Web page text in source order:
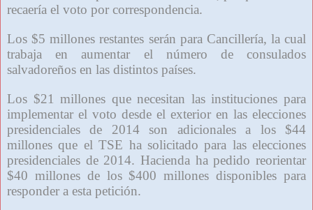
recaería el voto por correspondencia.
Los $5 millones restantes serán para Cancillería, la cual
trabaja en aumentar el número de consulados
salvadoreños en las distintos países.
Los $21 millones que necesitan las instituciones para
implementar el voto desde el exterior en las elecciones
presidenciales de 2014 son adicionales a los $44
millones que el TSE ha solicitado para las elecciones
presidenciales de 2014. Hacienda ha pedido reorientar
$40 millones de los $400 millones disponibles para
responder a esta petición.